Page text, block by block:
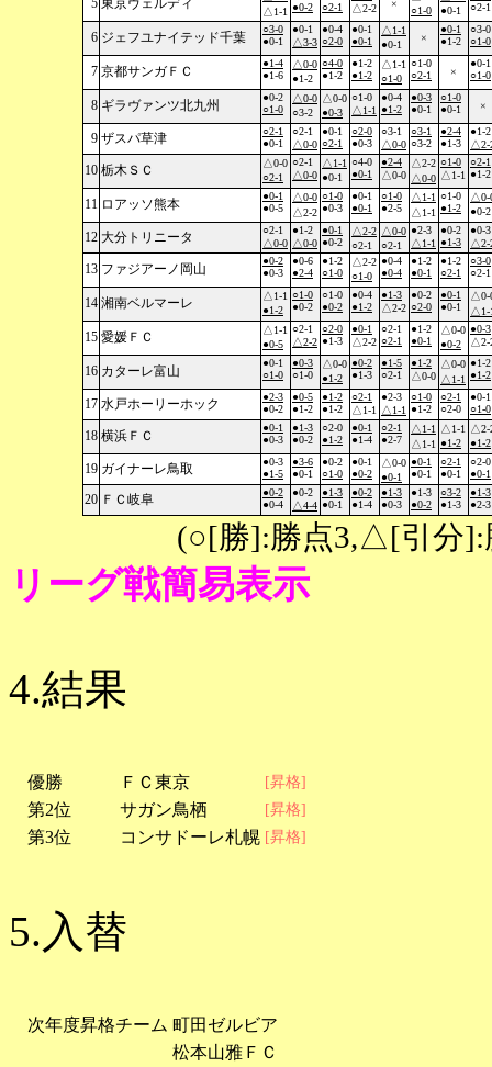
5 東京ヴェルディ
△1-1
●0-2
○2-1
△2-2
×
○1-0
●0-1
○2-1
6 ジェフユナイテッド千葉
○3-0
●0-1
●0-1
△3-3
●0-4
○2-0
●0-1
●0-1
△1-1
●0-1
×
●0-1
●1-2
○3-0
○1-0
7 京都サンガＦＣ
●1-4
●1-6
△0-0
●1-2
○4-0
●1-2
●1-2
●1-2
△1-1
○1-0
○1-0
○2-1
×
●0-1
○1-0
8 ギラヴァンツ北九州
●0-2
○1-0
△0-0
○3-2
△0-0
●0-3
○1-0
△1-1
●0-4
●1-2
●0-3
●0-1
○1-0
●0-1
×
9 ザスパ草津
○2-1
●0-1
○2-1
△0-0
●0-1
○2-1
○2-0
●0-3
○3-1
△0-0
○3-1
○3-2
●2-4
●1-3
●1-2
△2-
10 栃木ＳＣ
△0-0
○2-1
○2-1
△0-0
△1-1
●0-1
○4-0
●0-1
●2-4
△0-0
△2-2
△0-0
○1-0
△1-1
○2-1
●1-2
11 ロアッソ熊本
●0-1
●0-5
△0-0
△2-2
○1-0
●0-3
●0-1
●0-1
○1-0
●2-5
△1-1
△1-1
○1-0
●1-2
△0-
●0-2
12 大分トリニータ
○2-1
△0-0
●1-2
△0-0
●0-1
●0-2
△2-2
○2-1
△0-0
○2-1
●2-3
△1-1
●0-2
●1-3
●0-3
△2-
13 ファジアーノ岡山
●0-2
●0-3
●0-6
●2-4
●1-2
○1-0
△2-2
○1-0
●0-4
●0-4
●1-2
●0-1
●1-2
○2-1
○3-0
○2-1
14 湘南ベルマーレ
△1-1
●1-2
○1-0
●0-2
○1-0
●0-2
●0-4
●1-2
●1-3
△2-2
●0-2
○2-0
●0-1
●0-1
△0-
△1-
15 愛媛ＦＣ
△1-1
●0-5
○2-1
△2-2
○2-0
●1-3
●0-1
△2-2
○2-1
○2-1
●1-2
●0-1
△0-0
●0-2
●0-3
△2-
16 カターレ富山
●0-1
○1-0
●0-3
○1-0
△0-0
●1-2
●0-2
●1-3
●1-5
○2-1
●1-2
△0-0
△0-0
△1-1
●1-2
●1-2
17 水戸ホーリーホック
●2-3
●0-2
●0-5
●1-2
●1-2
●1-2
○2-1
△1-1
●2-3
△1-1
○1-0
●1-2
○2-1
○2-0
●0-1
○1-0
18 横浜ＦＣ
●0-1
●0-3
●1-3
●0-2
○2-0
●1-2
●0-1
●1-4
○2-1
●2-7
△1-1
△1-1
△1-1
●1-2
△2-
●1-2
19 ガイナーレ鳥取
●0-3
●1-5
●3-6
●0-1
●0-2
○1-0
●0-1
●0-2
△0-0
●0-1
●0-1
●0-1
○2-1
●0-1
○2-0
●0-1
20 ＦＣ岐阜
●0-2
●0-4
●0-2
△4-4
●1-3
●0-1
●0-2
●1-4
●1-3
●0-3
●1-3
●0-2
○3-2
●1-3
●1-3
●2-3
(○[勝]:勝点3,△[引分]:
リーグ戦簡易表示
4.結果
優勝 ＦＣ東京 [昇格]
第2位 サガン鳥栖 [昇格]
第3位 コンサドーレ札幌 [昇格]
5.入替
次年度昇格チーム 町田ゼルビア
松本山雅ＦＣ